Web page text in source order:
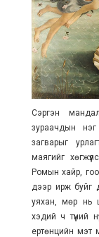
Сэргэн
зураачдын
загварыг
маягийг
Ромын хайр,
дээр ирж буйг
уяхан, мөр нь
хэдий ч түүний
ертөнцийн мэт